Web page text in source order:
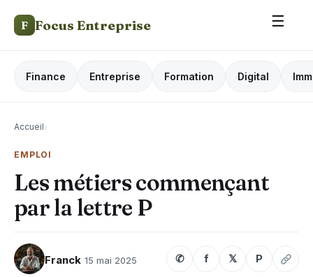
F Focus Entreprise ☰
Finance Entreprise Formation Digital
Accueil›
EMPLOI
Les métiers commençant
par la lettre P
Franck 15 mai 2025 ✆ f 𝕏 P